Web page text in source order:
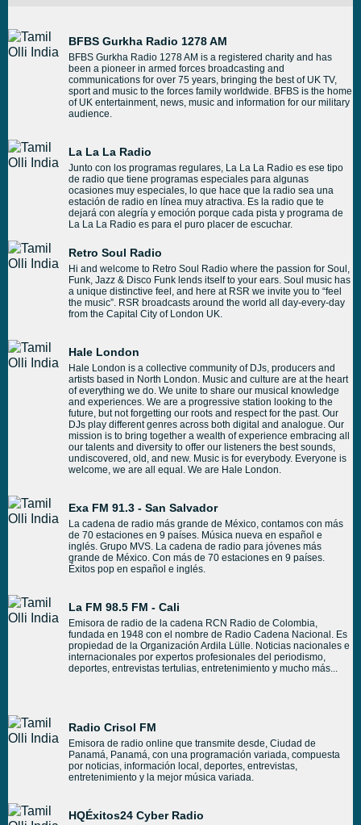
BFBS Gurkha Radio 1278 AM
BFBS Gurkha Radio 1278 AM is a registered charity and has
been a pioneer in armed forces broadcasting and
communications for over 75 years, bringing the best of UK TV,
sport and music to the forces family worldwide. BFBS is the home
of UK entertainment, news, music and information for our military
audience.
La La La Radio
Junto con los programas regulares, La La La Radio es ese tipo
de radio que tiene programas especiales para algunas
ocasiones muy especiales, lo que hace que la radio sea una
estación de radio en línea muy atractiva. Es la radio que te
dejará con alegría y emoción porque cada pista y programa de
La La La Radio es para el puro placer de escuchar.
Retro Soul Radio
Hi and welcome to Retro Soul Radio where the passion for Soul,
Funk, Jazz & Disco Funk lends itself to your ears. Soul music has
a unique distinctive feel, and here at RSR we invite you to “feel
the music”. RSR broadcasts around the world all day-every-day
from the Capital City of London UK.
Hale London
Hale London is a collective community of DJs, producers and
artists based in North London. Music and culture are at the heart
of everything we do. We unite to share our musical knowledge
and experiences. We are a progressive station looking to the
future, but not forgetting our roots and respect for the past. Our
DJs play different genres across both digital and analogue. Our
mission is to bring together a wealth of experience embracing all
our talents and diversity to offer our listeners the best sounds,
undiscovered, old, and new. Music is for everybody. Everyone is
welcome, we are all equal. We are Hale London.
Exa FM 91.3 - San Salvador
La cadena de radio más grande de México, contamos con más
de 70 estaciones en 9 países. Música nueva en español e
inglés. Grupo MVS. La cadena de radio para jóvenes más
grande de México. Con más de 70 estaciones en 9 países.
Éxitos pop en español e inglés.
La FM 98.5 FM - Cali
Emisora de radio de la cadena RCN Radio de Colombia,
fundada en 1948 con el nombre de Radio Cadena Nacional. Es
propiedad de la Organización Ardila Lülle. Noticias nacionales e
internacionales por expertos profesionales del periodismo,
deportes, entrevistas tertulias, entretenimiento y mucho más...
Radio Crisol FM
Emisora de radio online que transmite desde, Ciudad de
Panamá, Panamá, con una programación variada, compuesta
por noticias, información local, deportes, entrevistas,
entretenimiento y la mejor música variada.
HQÉxitos24 Cyber Radio